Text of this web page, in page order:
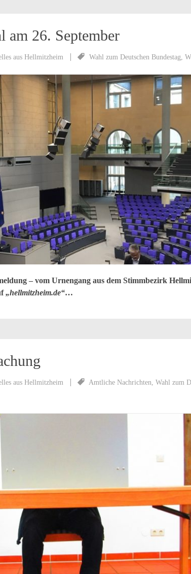
am 26. September
aus Hellmitzheim Wahl zum Deutschen Bundestag
– vom Urnengang aus dem Stimmbezirk
„hellmitzheim.de“…
aus Hellmitzheim Amtliche Nachrichten, Wahl zum